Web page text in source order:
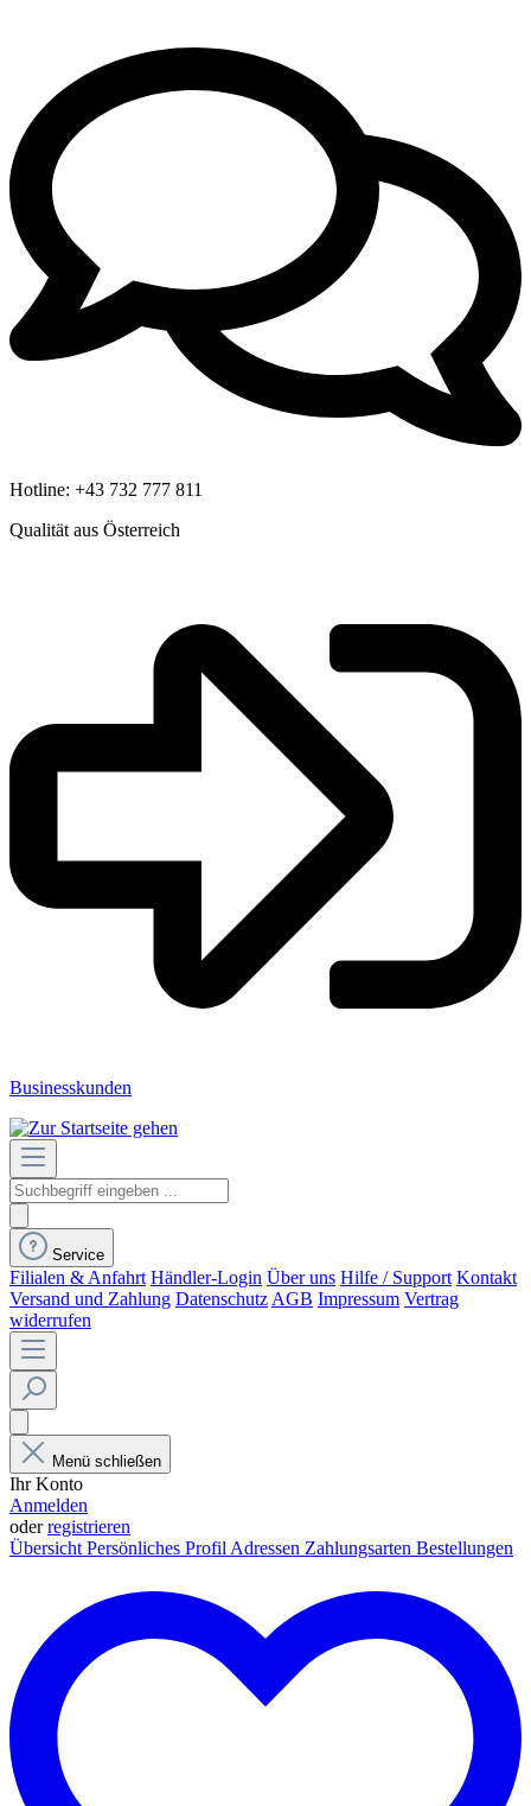
Hotline: +43 732 777 811
Qualität aus Österreich
Businesskunden
Service
Filialen & Anfahrt Händler-Login Über uns Hilfe / Support Kontakt
Versand und Zahlung Datenschutz AGB Impressum Vertrag
widerrufen
Menü schließen
Ihr Konto
Anmelden
oderregistrieren
Übersicht Persönliches Profil Adressen Zahlungsarten Bestellungen